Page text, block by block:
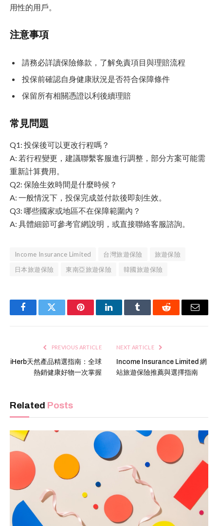
用性的用戶。
注意事項
請務必詳讀保險條款，了解免責項目與理賠流程
投保前確認自身健康狀況是否符合保障條件
保留所有相關憑證以利後續理賠
常見問題
Q1: 投保後可以更改行程嗎？
A: 若行程變更，建議聯繫客服進行調整，部分方案可能需
重新計算費用。
Q2: 保險生效時間是什麼時候？
A: 一般情況下，投保完成並付款後即刻生效。
Q3: 哪些國家或地區不在保障範圍內？
A: 具體細節可參考官網說明，或直接聯絡客服諮詢。
Income Insurance Limited 台灣旅遊保險
旅遊保險
日本旅遊保險
東南亞旅遊保險 韓國旅遊保險
FacebookTwitter PinterestLinkedInTumblr Reddit Email
PREVIOUS ARTICLE
iHerb天然產品精選指南：全球
熱銷健康好物一次掌握
NEXT ARTICLE
Income Insurance Limited 網
站旅遊保險推薦與選擇指南
Related Posts